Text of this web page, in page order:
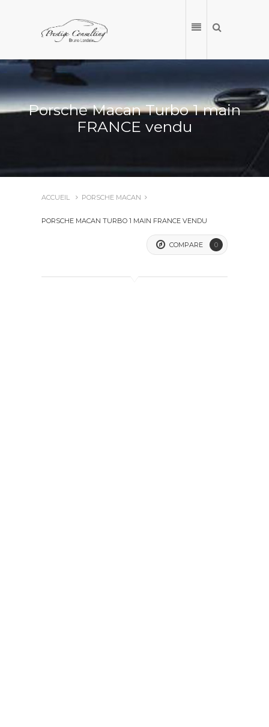
NOS VÉHICULES
Porsche Macan Turbo 1 main
FRANCE vendu
ACCUEIL PORSCHE MACAN
PORSCHE MACAN TURBO 1 MAIN FRANCE VENDU
COMPARE 0